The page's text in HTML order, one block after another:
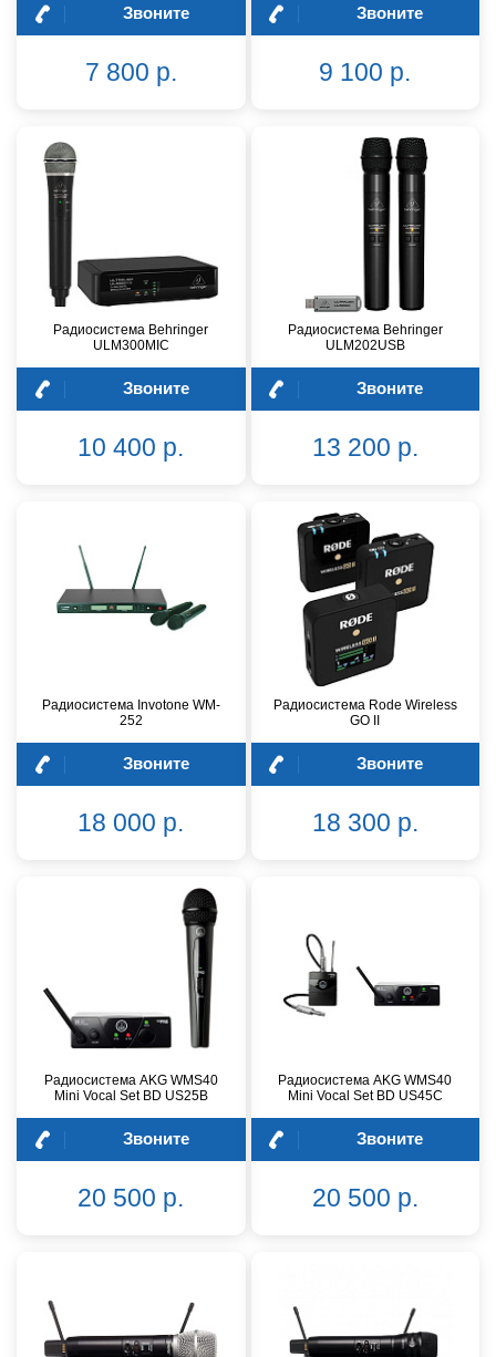
Звоните
7 800 р.
Звоните
9 100 р.
Радиосистема Behringer
ULM300MIC
Звоните
10 400 р.
Радиосистема Behringer
ULM202USB
Звоните
13 200 р.
Радиосистема Invotone WM-
252
Звоните
18 000 р.
Радиосистема Rode Wireless
GO II
Звоните
18 300 р.
Радиосистема AKG WMS40
Mini Vocal Set BD US25B
Звоните
20 500 р.
Радиосистема AKG WMS40
Mini Vocal Set BD US45C
Звоните
20 500 р.